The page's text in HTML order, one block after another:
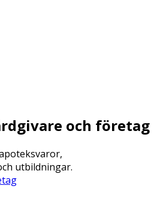
och företag
utbildningar.